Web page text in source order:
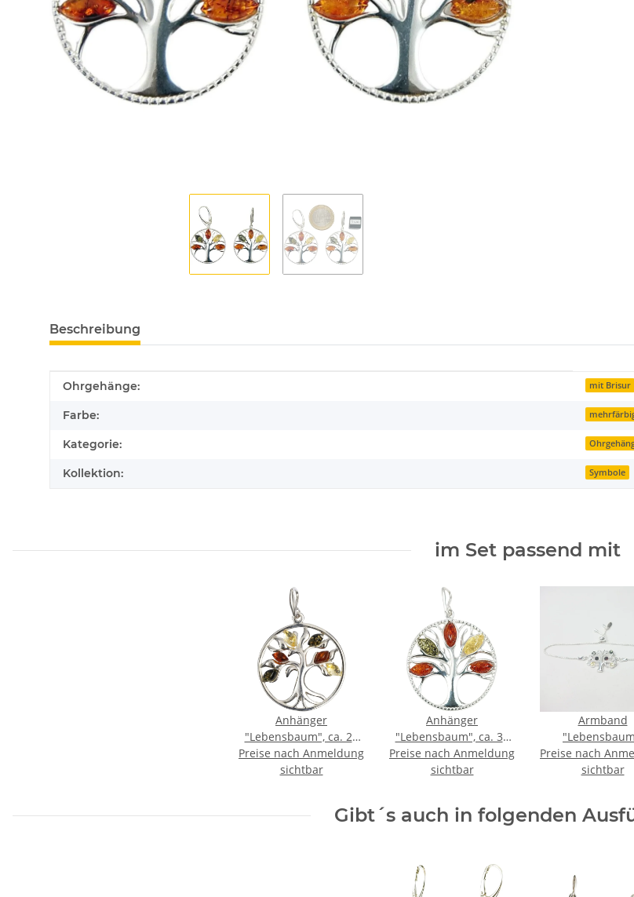
Beschreibung
Produkteigenschaft
Wert
Ohrgehänge: mit Brisur
Farbe:
Kategorie:
Kollektion: Symbole
im Set passend mit
Anhänger
"Lebensbaum", ca. 24
mm, Bernstein, ES
Preise nach Anmeldung
sichtbar
Anhänger
"Lebensbaum", ca. 31
mm, Bernstein, ES
Preise nach Anmeldung
sichtbar
Armband
Bernstein,
Preise nach
sichtbar
Gibt´s auch in folgenden